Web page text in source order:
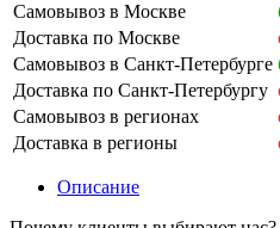
Самовывоз в Москве
Доставка по Москве
Самовывоз в Санкт-Петербурге
Доставка по Санкт-Петербургу
Самовывоз в регионах
Доставка в регионы
Описание